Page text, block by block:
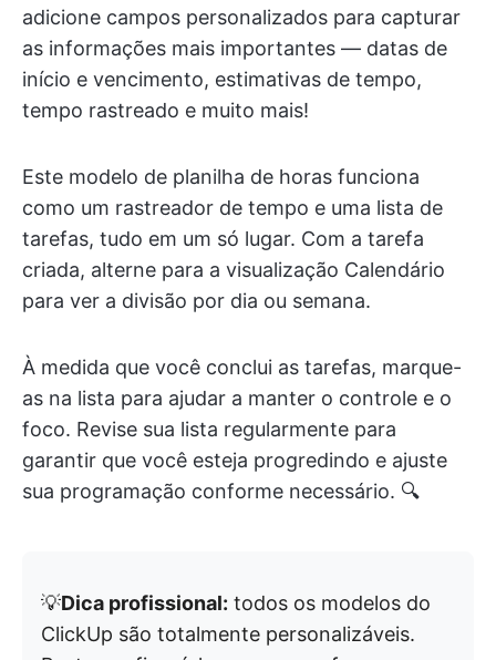
adicione campos personalizados para capturar
as informações mais importantes — datas de
início e vencimento, estimativas de tempo,
tempo rastreado e muito mais!
Este modelo de planilha de horas funciona
como um rastreador de tempo e uma lista de
tarefas, tudo em um só lugar. Com a tarefa
criada, alterne para a visualização Calendário
para ver a divisão por dia ou semana.
À medida que você conclui as tarefas, marque-
as na lista para ajudar a manter o controle e o
foco. Revise sua lista regularmente para
garantir que você esteja progredindo e ajuste
sua programação conforme necessário. 🔍
💡Dica profissional: todos os modelos do
ClickUp são totalmente personalizáveis.